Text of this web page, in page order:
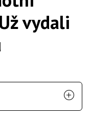
vydali